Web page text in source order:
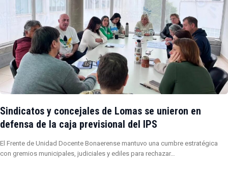
Sindicatos y concejales de Lomas se unieron en
defensa de la caja previsional del IPS
El Frente de Unidad Docente Bonaerense mantuvo una cumbre estratégica
con gremios municipales, judiciales y ediles para rechazar…